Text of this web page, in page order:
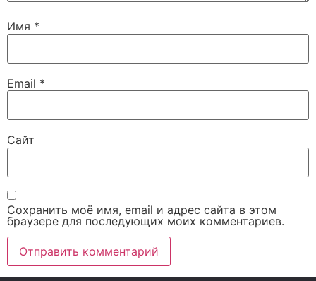
Имя *
Email *
Сайт
Сохранить моё имя, email и адрес сайта в этом
браузере для последующих моих комментариев.